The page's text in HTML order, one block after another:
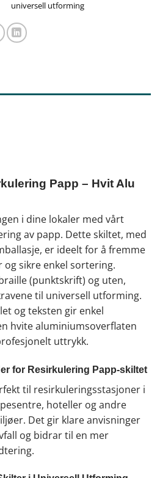
universell utforming
Papp – Hvit Alu
i dine lokaler med vårt
av papp. Dette skiltet, med
er ideelt for å fremme
sikre enkel sortering.
(punktskrift) og uten,
til universell utforming.
og teksten gir enkel
hvite aluminiumsoverflaten
uttrykk.
for Resirkulering Papp-skiltet
til resirkuleringsstasjoner i
hoteller og andre
Det gir klare anvisninger
og bidrar til en mer